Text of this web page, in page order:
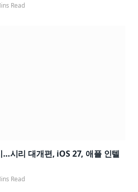
Read
…시리 대개편, iOS 27, 애플 인텔
Read